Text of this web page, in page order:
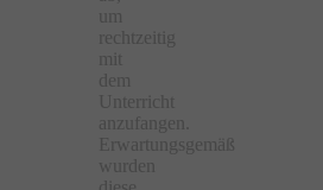
um
rechtzeitig
mit
dem
Unterricht
anzufangen.
Erwartungsgemäß
wurden